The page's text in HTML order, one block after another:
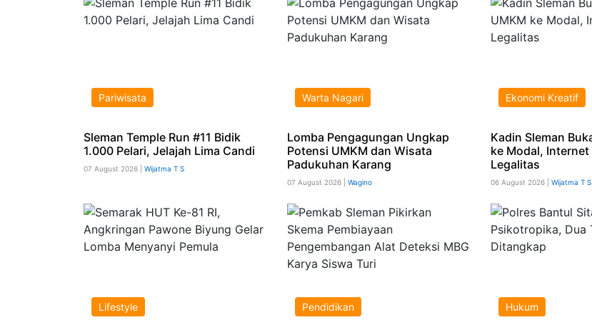
Pariwisata
Sleman Temple Run #11 Bidik
1.000 Pelari, Jelajah Lima Candi
07 August 2026 | Wijatma T S
Warta Nagari
Lomba Pengagungan Ungkap
Potensi UMKM dan Wisata
Padukuhan Karang
07 August 2026 | Wagino
Ekonomi Kreatif
Kadin Sleman
ke Modal,
Legalitas
06 August 2026 | Wijatma T S
Lifestyle Pendidikan Hukum